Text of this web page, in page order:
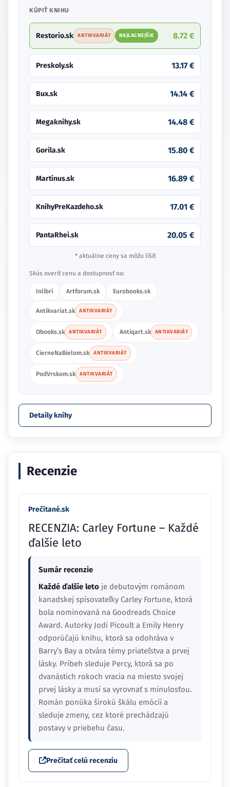
KÚPIŤ KNIHU
Restorio.sk ANTIKVARIÁT NAJLACNEJŠIE 8.72 €
Preskoly.sk 13.17 €
Bux.sk 14.14 €
Megaknihy.sk 14.48 €
Gorila.sk 15.80 €
Martinus.sk 16.89 €
KnihyPreKazdeho.sk 17.01 €
PantaRhei.sk 20.05 €
* aktuálne ceny sa môžu líšiť
Skús overiť cenu a dostupnosť na:
Inlibri Artforum.sk Eurobooks.sk
Antikvariat.sk ANTIKVARIÁT
Obooks.sk ANTIKVARIÁT Antiqart.sk ANTIKVARIÁT
CierneNaBielom.sk ANTIKVARIÁT
PodVrskom.sk ANTIKVARIÁT
Detaily knihy
Recenzie
Prečítané.sk
RECENZIA: Carley Fortune – Každé
ďalšie leto
Sumár recenzie
Každé ďalšie leto je debutovým románom
kanadskej spisovateľky Carley Fortune, ktorá
bola nominovaná na Goodreads Choice
Award. Autorky Jodi Picoult a Emily Henry
odporúčajú knihu, ktorá sa odohráva v
Barry’s Bay a otvára témy priateľstva a prvej
lásky. Príbeh sleduje Percy, ktorá sa po
dvanástich rokoch vracia na miesto svojej
prvej lásky a musí sa vyrovnať s minulosťou.
Román ponúka širokú škálu emócií a
sleduje zmeny, cez ktoré prechádzajú
postavy v priebehu času.
Prečítať celú recenziu